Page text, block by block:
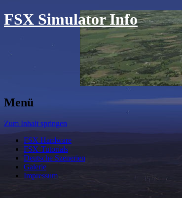
FSX Simulator Info
Menü
Zum Inhalt springen
FSX Hardware
FSX-Tutorials
Deutsche Szenerien
Galerie
Impressum